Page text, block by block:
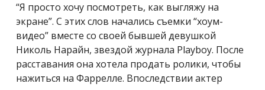
“Я просто хочу посмотреть, как выгляжу на
экране”. С этих слов начались съемки “хоум-
видео” вместе со своей бывшей девушкой
Николь Нарайн, звездой журнала Playboy. После
расставания она хотела продать ролики, чтобы
нажиться на Фаррелле. Впоследствии актер